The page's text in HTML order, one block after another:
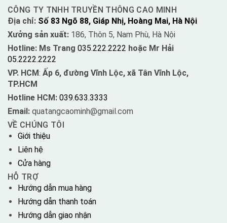
CÔNG TY TNHH TRUYỀN THÔNG CAO MINH
Địa chỉ: Số 83 Ngõ 88, Giáp Nhị, Hoàng Mai, Hà Nội
Xưởng sản xuất: 186, Thôn 5, Nam Phù, Hà Nội
Hotline: Ms Trang 035.222.2222 hoặc Mr Hải
05.2222.2222
VP. HCM: Ấp 6, đường Vĩnh Lộc, xã Tân Vĩnh Lộc,
TP.HCM
Hotline HCM: 039.633.3333
Email: quatangcaominh@gmail.com
VỀ CHÚNG TÔI
Giới thiệu
Liên hệ
Cửa hàng
HỖ TRỢ
Hướng dẫn mua hàng
Hướng dẫn thanh toán
Hướng dẫn giao nhận